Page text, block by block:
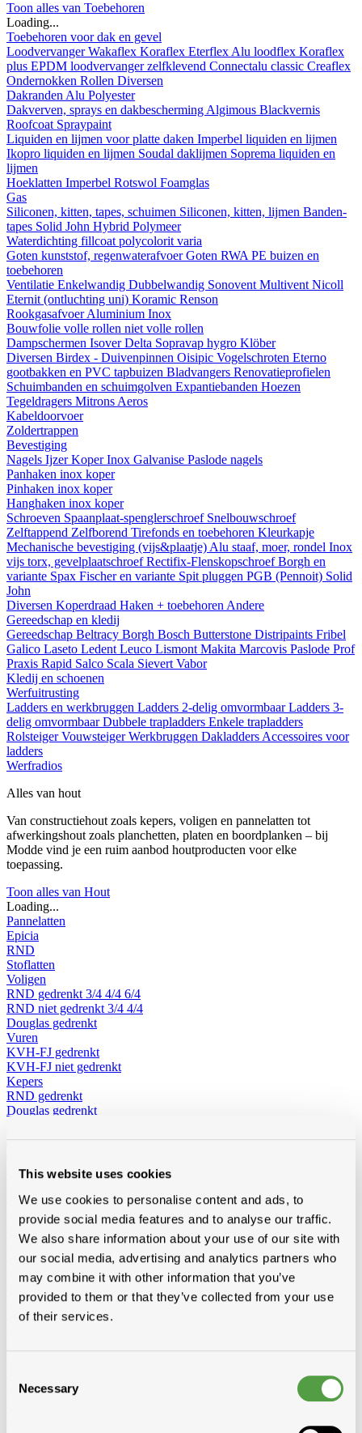
This website uses cookies
We use cookies to personalise content and ads, to
provide social media features and to analyse our traffic.
We also share information about your use of our site with
our social media, advertising and analytics partners who
may combine it with other information that you’ve
provided to them or that they’ve collected from your use
of their services.
Selection
Necessary
Toon alles van Toebehoren
Loading...
Toebehoren voor dak en gevel
LoodvervangerWakaflex Koraflex Eterflex Alu loodflex Koraflex
plus EPDM loodvervanger zelfklevend Connectalu classic Creaflex
Ondernokken Rollen Diversen
Dakranden Alu Polyester
Dakverven, sprays en dakbescherming Algimous Blackvernis
Roofcoat Spraypaint
Liquiden en lijmen voor platte daken Imperbel liquiden en lijmen
Ikopro liquiden en lijmen Soudal daklijmen Soprema liquiden en
lijmen
Hoeklatten Imperbel Rotswol Foamglas
Gas
Siliconen, kitten, tapes, schuimen Siliconen, kitten, lijmen Banden-
tapes Solid John Hybrid Polymeer
Waterdichting fillcoat polycolorit varia
Goten kunststof, regenwaterafvoerGoten RWA PE buizen en
toebehoren
Ventilatie Enkelwandig Dubbelwandig Sonovent Multivent Nicoll
Eternit (ontluchting uni) Koramic Renson
RookgasafvoerAluminium Inox
Bouwfolie volle rollen niet volle rollen
Dampschermen IsoverDelta Sopravap hygro Klöber
Diversen Birdex - Duivenpinnen Oisipic Vogelschroten Eterno
gootbakken en PVC tapbuizen Bladvangers Renovatieprofielen
Schuimbanden en schuimgolven Expantiebanden Hoezen
Tegeldragers Mitrons Aeros
Kabeldoorvoer
Zoldertrappen
Bevestiging
Nagels IjzerKoperInox Galvanise Paslode nagels
Panhaken inox koper
Pinhaken inox koper
Hanghaken inox koper
Schroeven Spaanplaat-spenglerschroef Snelbouwschroef
Zelftappend Zelfborend Tirefonds en toebehoren Kleurkapje
Mechanische bevestiging (vijs&plaatje) Alu staaf, moer, rondel Inox
vijs torx, gevelplaatschroefRectifix-FlenskopschroefBorgh en
variante Spax Fischer en variante Spit pluggen PGB (Pennoit) Solid
John
Diversen Koperdraad Haken + toebehoren Andere
Gereedschap en kledij
Gereedschap Beltracy Borgh Bosch Butterstone Distripaints Fribel
Galico Laseto Ledent Leuco Lismont Makita Marcovis Paslode Prof
Praxis Rapid Salco Scala Sievert Vabor
Kledij en schoenen
Werfuitrusting
Ladders en werkbruggen Ladders 2-delig omvormbaarLadders 3-
delig omvormbaarDubbele trapladders Enkele trapladders
RolsteigerVouwsteigerWerkbruggen Dakladders Accessoires voor
ladders
Werfradios
Alles van hout
Van constructiehout zoals kepers, voligen en pannelatten tot
afwerkingshout zoals planchetten, platen en boordplanken – bij
Modde vind je een ruim aanbod houtproducten voor elke
toepassing.
Toon alles van Hout
Loading...
Pannelatten
Epicia
RND
Stoflatten
Voligen
RND gedrenkt 3/4 4/4 6/4
RND niet gedrenkt 3/4 4/4
Douglas gedrenkt
Vuren
KVH-FJ gedrenkt
KVH-FJ niet gedrenkt
Kepers
RND gedrenkt
Douglas gedrenkt
BaddensRND gedrenktKVH-FJ gedrenktKVH-FJ niet gedrenkt
MadrierRND gedrenktKVH-FJ gedrenkt
Douglas gedrenkt
Cls
Niet-geïmpregneerd
Geimpregneerd
Boordplanken
RND
Ceder
Planchetten
Ayous PlanchettenAyous thermo triple
Multiplex en Elliotis